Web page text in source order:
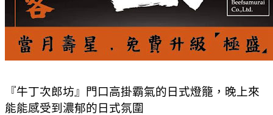
『牛丁次郎坊』門口高掛霸氣的日式燈籠，晚上來
能能感受到濃郁的日式氛圍